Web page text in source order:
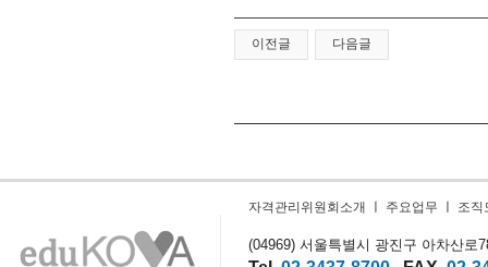
이전글 다음글
자격관리위원회소개 주요업무 조직
(04969) 서울특별시 광진구 아차산로